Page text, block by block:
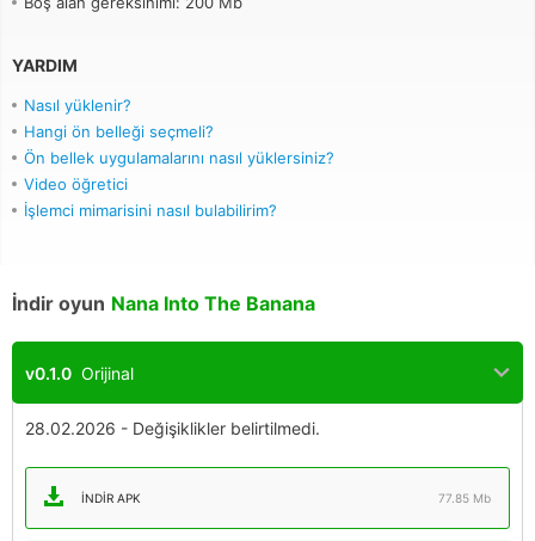
YARDIM
Nasıl yüklenir?
Hangi ön belleği seçmeli?
Ön bellek uygulamalarını nasıl yüklersiniz?
Video öğretici
İşlemci mimarisini nasıl bulabilirim?
İndir oyun Nana Into The Banana
v0.1.0 Orijinal
28.02.2026 - Değişiklikler belirtilmedi.
İNDIR APK 77.85 Mb